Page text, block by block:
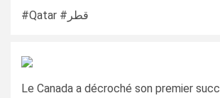
#Qatar #قطر
Le Canada a décroché son premier